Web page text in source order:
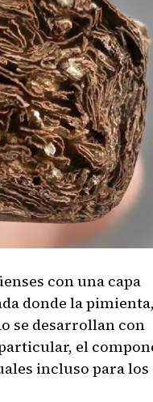
con una capa
donde la
se desarrollan con
el
incluso para los